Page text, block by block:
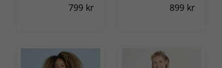
799 kr 899 kr